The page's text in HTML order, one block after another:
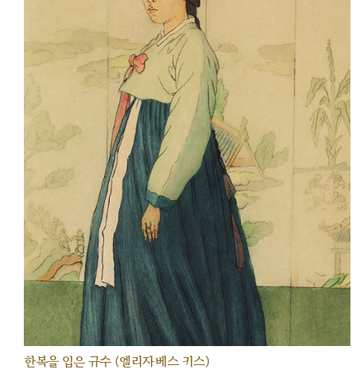
한복을 입은 규수 (엘리자베스 키스)